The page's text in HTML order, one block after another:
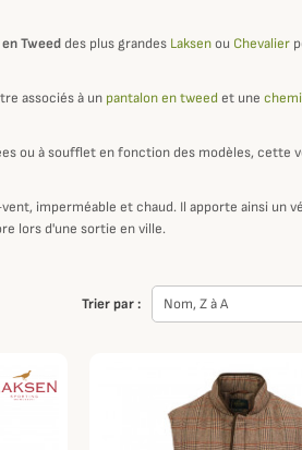
Tweeddes plus grandes Laksenou Chevalier
associés à un pantalon en tweed et une
ou à soufflet en fonction des modèles, cette
imperméable et chaud. Il apporte ainsi un
lors d'une sortie en ville.
Trier par : Nom, Z à A